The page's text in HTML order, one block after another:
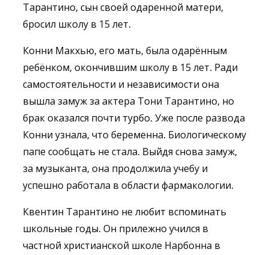
Тарантино, сын своей одаренной матери,
бросил школу в 15 лет.
Конни Макхью, его мать, была одарённым
ребёнком, окончившим школу в 15 лет. Ради
самостоятельности и независимости она
вышла замуж за актера Тони Тарантино, но
брак оказался почти турбо. Уже после развода
Конни узнала, что беременна. Биологическому
папе сообщать не стала. Выйдя снова замуж,
за музыканта, она продолжила учебу и
успешно работала в области фармакологии.
Квентин Тарантино не любит вспоминать
школьные годы. Он прилежно учился в
частной христианской школе Нарбонна в